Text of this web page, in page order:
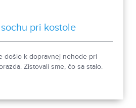
pri kostole
došlo k dopravnej nehode pri
Zistovali sme, čo sa stalo.